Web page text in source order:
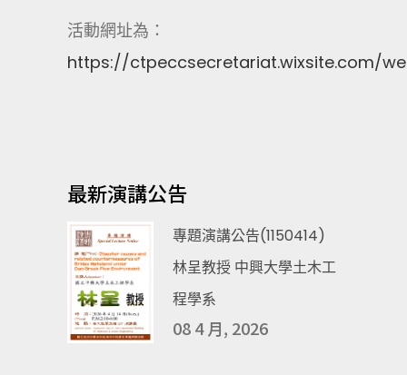
活動網址為：
https://ctpeccsecretariat.wixsite.com/
最新演講公告
專題演講公告(1150414)
林呈教授 中興大學土木工
程學系
08 4 月, 2026